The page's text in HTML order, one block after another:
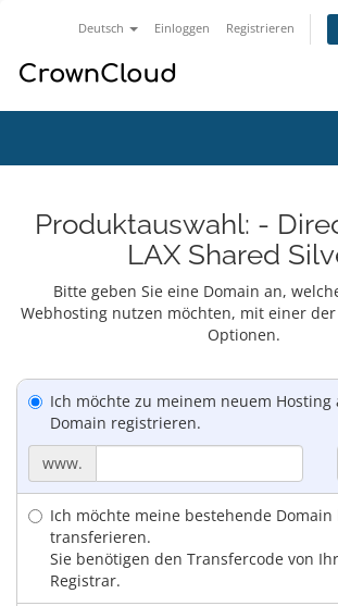
Deutsch Einloggen Registrieren
Produktauswahl: -
LAX Shared
Bitte geben Sie eine Domain an,
Webhosting nutzen möchten, mit einer
Optionen.
Ich möchte zu meinem neuem Hosting
Domain registrieren.
www.
Ich möchte meine bestehende
transferieren.
Sie benötigen den Transfercode von
Registrar.